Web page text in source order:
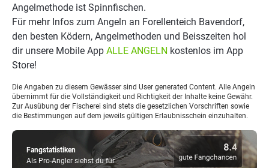
Fangstatistiken
Als Pro-Angler siehst du für
Angelmethode ist Spinnfischen.
Für mehr Infos zum Angeln an Forellenteich Bavendorf,
den besten Ködern, Angelmethoden und Beisszeiten hol
dir unsere Mobile App ALLE ANGELN kostenlos im App
Store!
Die Angaben zu diesem Gewässer sind User generated Content. Alle Angeln
übernimmt für die Vollständigkeit und Richtigkeit der Inhalte keine Gewähr.
Zur Ausübung der Fischerei sind stets die gesetzlichen Vorschriften sowie
die Bestimmungen auf dem jeweils gültigen Erlaubnisschein einzuhalten.